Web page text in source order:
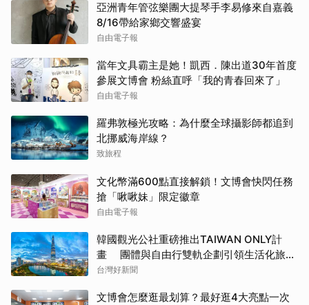
亞洲青年管弦樂團大提琴手李易修來自嘉義
8/16帶給家鄉交響盛宴
自由電子報
當年文具霸主是她！凱西．陳出道30年首度
參展文博會 粉絲直呼「我的青春回來了」
自由電子報
羅弗敦極光攻略：為什麼全球攝影師都追到
北挪威海岸線？
致旅程
文化幣滿600點直接解鎖！文博會快閃任務
搶「啾啾妹」限定徽章
自由電子報
韓國觀光公社重磅推出TAIWAN ONLY計
畫 團體與自由行雙軌企劃引領生活化旅遊
新風潮
台灣好新聞
文博會怎麼逛最划算？最好逛4大亮點一次